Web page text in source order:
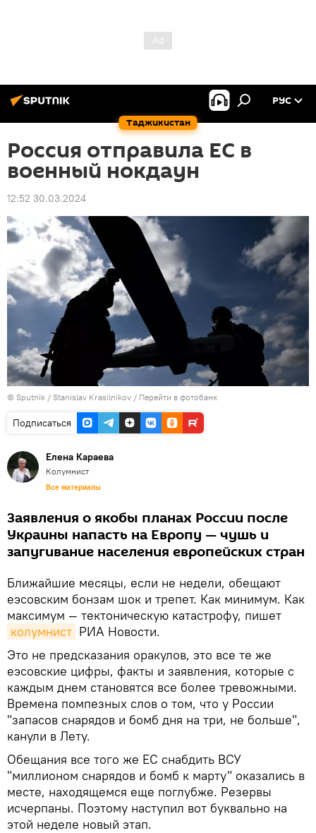
Таджикистан
РУС
Россия отправила ЕС в
военный нокдаун
12:52 30.03.2024
© Sputnik / Stanislav Krasilnikov / Перейти в фотобанк
Подписаться
Елена Караева
Колумнист
Все материалы
Заявления о якобы планах России после
Украины напасть на Европу — чушь и
запугивание населения европейских стран
Ближайшие месяцы, если не недели, обещают
еэсовским бонзам шок и трепет. Как минимум. Как
максимум — тектоническую катастрофу, пишет
колумнист РИА Новости.
Это не предсказания оракулов, это все те же
еэсовские цифры, факты и заявления, которые с
каждым днем становятся все более тревожными.
Времена помпезных слов о том, что у России
"запасов снарядов и бомб дня на три, не больше",
канули в Лету.
Обещания все того же ЕС снабдить ВСУ
"миллионом снарядов и бомб к марту" оказались в
месте, находящемся еще поглубже. Резервы
исчерпаны. Поэтому наступил вот буквально на
этой неделе новый этап.